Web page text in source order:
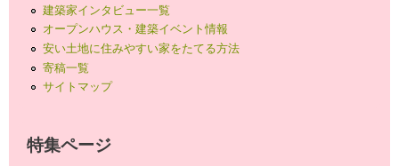
建築家インタビュー一覧
オープンハウス・建築イベント情報
安い土地に住みやすい家をたてる方法
寄稿一覧
サイトマップ
特集ページ